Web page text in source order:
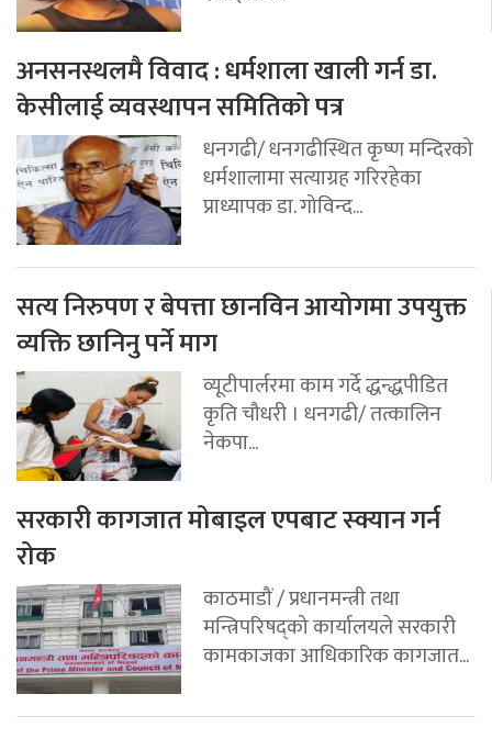
अनसनस्थलमै विवाद : धर्मशाला खाली गर्न डा.
केसीलाई व्यवस्थापन समितिको पत्र
धनगढी/ धनगढीस्थित कृष्ण मन्दिरको
धर्मशालामा सत्याग्रह गरिरहेका
प्राध्यापक डा. गोविन्द...
सत्य निरुपण र बेपत्ता छानविन आयोगमा उपयुक्त
व्यक्ति छानिनु पर्ने माग
व्यूटीपार्लरमा काम गर्दे द्धन्द्धपीडित
कृति चौधरी । धनगढी/ तत्कालिन
नेकपा...
सरकारी कागजात मोबाइल एपबाट स्क्यान गर्न
रोक
काठमाडौं / प्रधानमन्त्री तथा
मन्त्रिपरिषद्को कार्यालयले सरकारी
कामकाजका आधिकारिक कागजात...